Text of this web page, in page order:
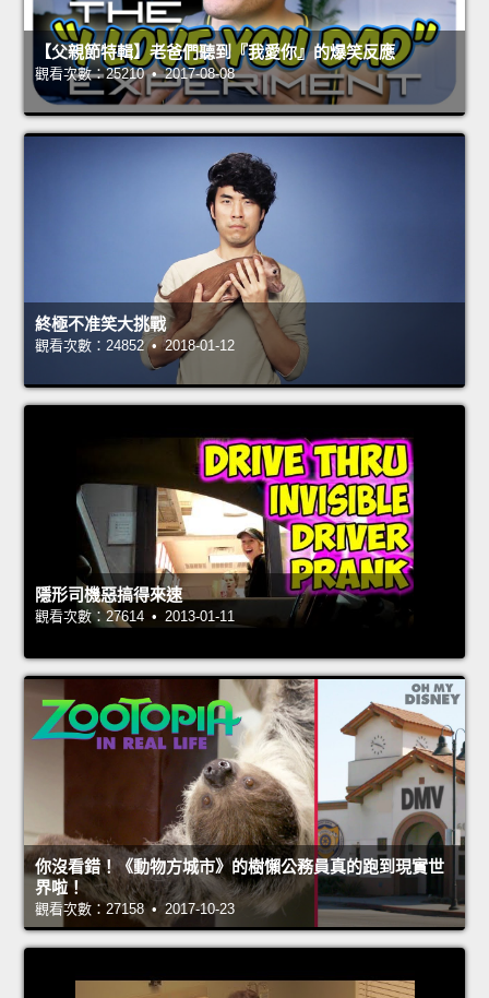
【父親節特輯】老爸們聽到『我愛你』的爆笑反應
觀看次數：25210 • 2017-08-08
終極不准笑大挑戰
觀看次數：24852 • 2018-01-12
隱形司機惡搞得來速
觀看次數：27614 • 2013-01-11
你沒看錯！《動物方城市》的樹懶公務員真的跑到現實世
界啦！
觀看次數：27158 • 2017-10-23